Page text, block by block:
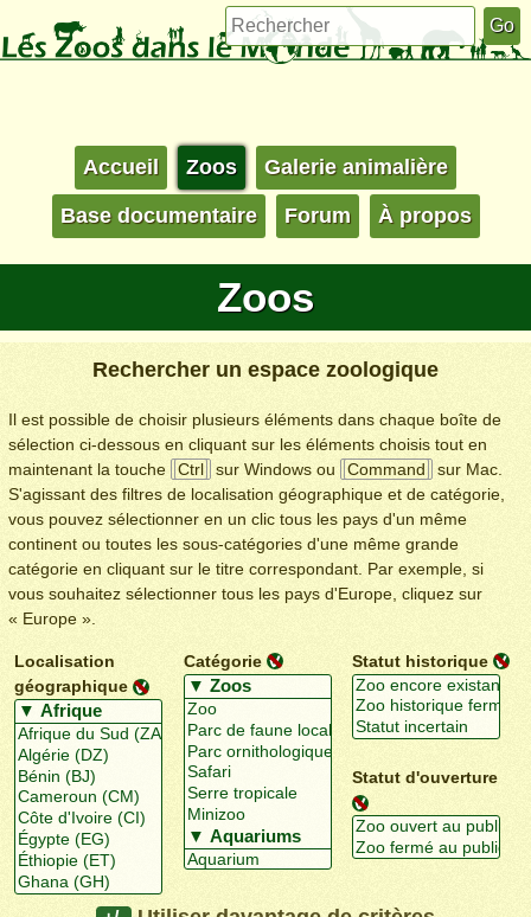
Accueil Zoos Galerie animalière
Base documentaire Forum À propos
Zoos
Rechercher un espace zoologique
Il est possible de choisir plusieurs éléments dans chaque boîte de
sélection ci-dessous en cliquant sur les éléments choisis tout en
maintenant la touche
Ctrl sur Windows ou Command
sur Mac.
S'agissant des filtres de localisation géographique et de catégorie,
vous pouvez sélectionner en un clic tous les pays d'un même
continent ou toutes les sous-catégories d'une même grande
catégorie en cliquant sur le titre correspondant. Par exemple, si
vous souhaitez sélectionner tous les pays d'Europe, cliquez sur
« Europe ».
Localisation
géographique
Catégorie Statut historique
Statut d'ouverture